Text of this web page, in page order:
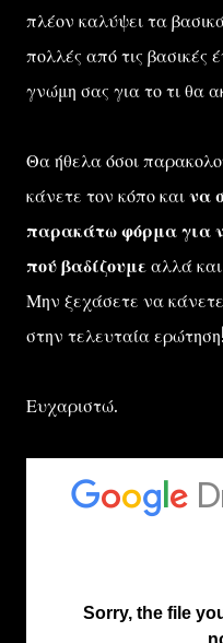
πλέον καλύψει τα
πολλές από τις βασικές
γνώμη σας για το τι θα
Θα ήθελα όσοι
κάνετε τον κόπο και να
παρακάτω φόρμα για
πού βαδίζουμε αλλά
Μην ξεχάσετε να κάνετε
στην τελευταία ερώτηση!
Ευχαριστώ.